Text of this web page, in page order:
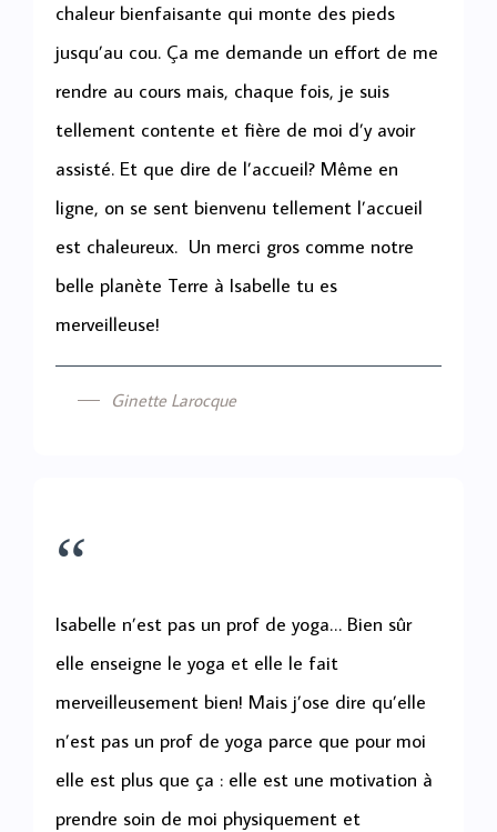
chaleur bienfaisante qui monte des pieds
jusqu’au cou. Ça me demande un effort de me
rendre au cours mais, chaque fois, je suis
tellement contente et fière de moi d’y avoir
assisté. Et que dire de l’accueil? Même en
ligne, on se sent bienvenu tellement l’accueil
est chaleureux. Un merci gros comme notre
belle planète Terre à Isabelle tu es
merveilleuse!
Ginette Larocque
“
Isabelle n’est pas un prof de yoga… Bien sûr
elle enseigne le yoga et elle le fait
merveilleusement bien! Mais j’ose dire qu’elle
n’est pas un prof de yoga parce que pour moi
elle est plus que ça : elle est une motivation à
prendre soin de moi physiquement et